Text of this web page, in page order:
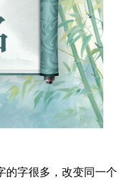
的字很多，改变同一个